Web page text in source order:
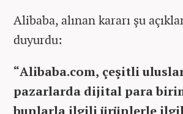
Alibaba, alınan kararı şu
duyurdu:
“Alibaba.com, çeşitli
pazarlarda dijital para
bunlarla ilgili ürünlerle